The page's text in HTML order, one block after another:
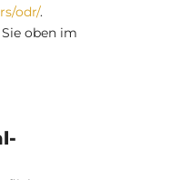
odr/.
oben im